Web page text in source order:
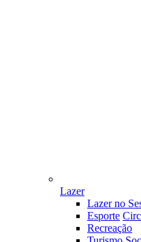
Lazer
Lazer no
Esporte
Recreação